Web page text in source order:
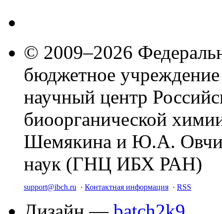
© 2009–2026
бюджетное
научный центр
биоорганической
Шемякина и Ю.А.
наук (ГНЦ ИБХ РАН)
support@ibch.ru · Контактная информация · RSS